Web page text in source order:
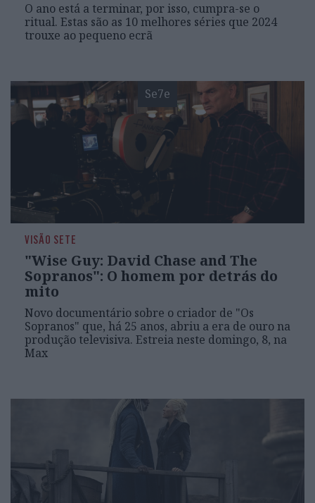
O ano está a terminar, por isso, cumpra-se o
ritual. Estas são as 10 melhores séries que 2024
trouxe ao pequeno ecrã
Se7e
VISÃO SETE
"Wise Guy: David Chase and The
Sopranos": O homem por detrás do
mito
Novo documentário sobre o criador de "Os
Sopranos" que, há 25 anos, abriu a era de ouro na
produção televisiva. Estreia neste domingo, 8, na
Max